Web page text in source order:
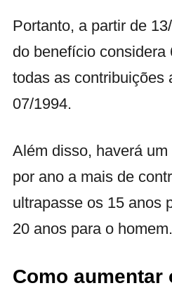
Portanto, a partir de
do benefício considera
todas as contribuições
07/1994.
Além disso, haverá
por ano a mais de
ultrapasse os 15 anos
20 anos para o homem.
Como aumentar